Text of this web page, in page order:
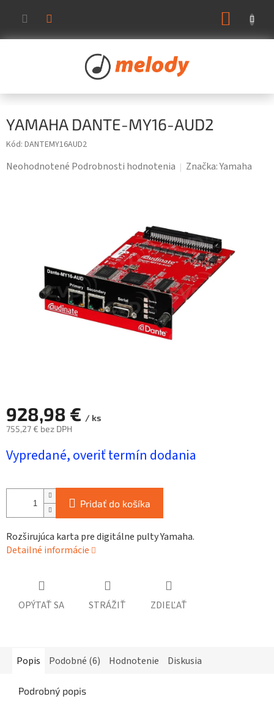
obsah
YAMAHA DANTE-MY16-AUD2
Kód: DANTEMY16AUD2
Priemerné
Neohodnotené Podrobnosti hodnotenia Značka:Yamaha
928,98 € / ks
755,27 € bez DPH
cena:
Vypredané, overiť termín dodania
Pridať do košíka
Rozširujúca karta pre digitálne pulty Yamaha.
Detailné informácie
OPÝTAŤ SA STRÁŽIŤ ZDIEĽAŤ
Popis Podobné (6) Hodnotenie Diskusia
Podrobný popis